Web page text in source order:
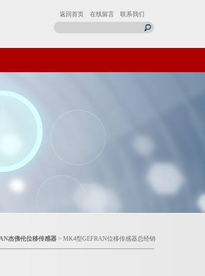
返回首页 在线留言 联系我们
杰佛伦位移传感器 > MK4型GEFRAN位移传感器总经销